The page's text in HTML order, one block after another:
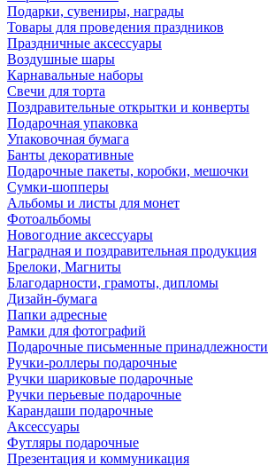
Подарки, сувениры, награды
Товары для проведения праздников
Праздничные аксессуары
Воздушные шары
Карнавальные наборы
Свечи для торта
Поздравительные открытки и конверты
Подарочная упаковка
Упаковочная бумага
Банты декоративные
Подарочные пакеты, коробки, мешочки
Сумки-шопперы
Альбомы и листы для монет
Фотоальбомы
Новогодние аксессуары
Наградная и поздравительная продукция
Брелоки, Магниты
Благодарности, грамоты, дипломы
Дизайн-бумага
Папки адресные
Рамки для фотографий
Подарочные письменные принадлежности
Ручки-роллеры подарочные
Ручки шариковые подарочные
Ручки перьевые подарочные
Карандаши подарочные
Аксессуары
Футляры подарочные
Презентация и коммуникация